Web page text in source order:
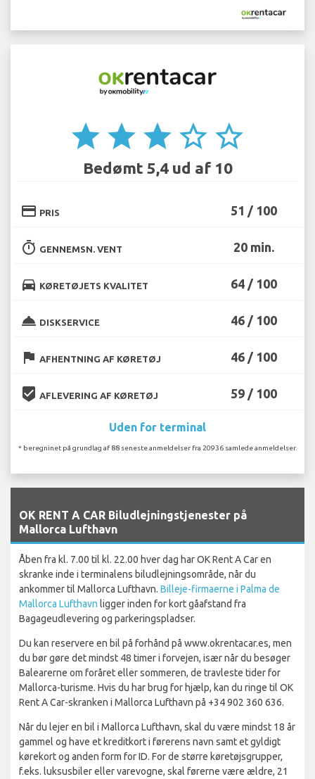
star star star star_border star_border
Bedømt 5,4 ud af 10
credit_card PRIS 51 / 100
timer GENNEMSN. VENT 20 min.
directions_car KØRETØJETS KVALITET 64 / 100
room_service DISKSERVICE 46 / 100
flag AFHENTNING AF KØRETØJ 46 / 100
beenhere AFLEVERING AF KØRETØJ 59 / 100
Uden for terminal
* beregninet på grundlag af 88 seneste anmeldelser fra 20936 samlede anmeldelser.
OK RENT A CAR Biludlejningstjenester på
Mallorca Lufthavn
Åben fra kl. 7.00 til kl. 22.00 hver dag har OK Rent A Car en
skranke inde i terminalens biludlejningsområde, når du
ankommer til Mallorca Lufthavn. Billeje-firmaerne i Palma de
Mallorca Lufthavn ligger inden for kort gåafstand fra
Bagageudlevering og parkeringspladser.
Du kan reservere en bil på forhånd på www.okrentacar.es, men
du bør gøre det mindst 48 timer i forvejen, især når du besøger
Balearerne om foråret eller sommeren, de travleste tider for
Mallorca-turisme. Hvis du har brug for hjælp, kan du ringe til OK
Rent A Car-skranken i Mallorca Lufthavn på +34 902 360 636.
Når du lejer en bil i Mallorca Lufthavn, skal du være mindst 18 år
gammel og have et kreditkort i førerens navn samt et gyldigt
kørekort og anden form for ID. For de større køretøjsgrupper,
f.eks. luksusbiler eller varevogne, skal førerne være ældre, 21